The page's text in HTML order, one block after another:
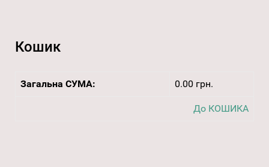
Кошик
Загальна СУМА: 0.00 грн.
До КОШИКА